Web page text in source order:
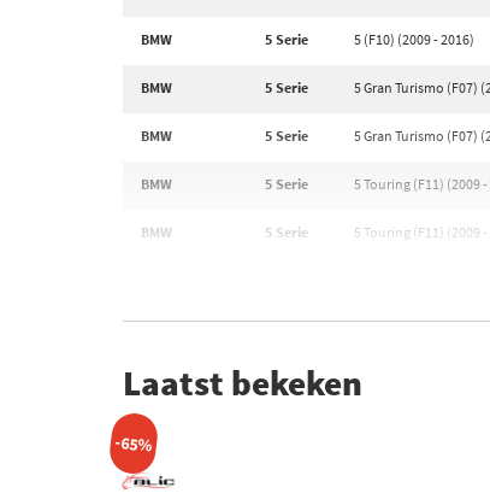
BMW 5 Serie 5 (F10) (2009 - 2016)
BMW 5 Serie 5 Gran Turismo (F07)
BMW 5 Serie 5 Gran Turismo (F07)
BMW 5 Serie 5 Touring (F11) (2009 -
BMW 5 Serie 5 Touring (F11) (2009 -
Laatst bekeken
-65%